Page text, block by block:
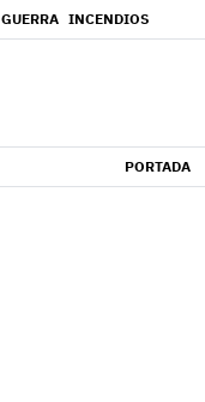
GUERRA INCENDIOS
PORTADA